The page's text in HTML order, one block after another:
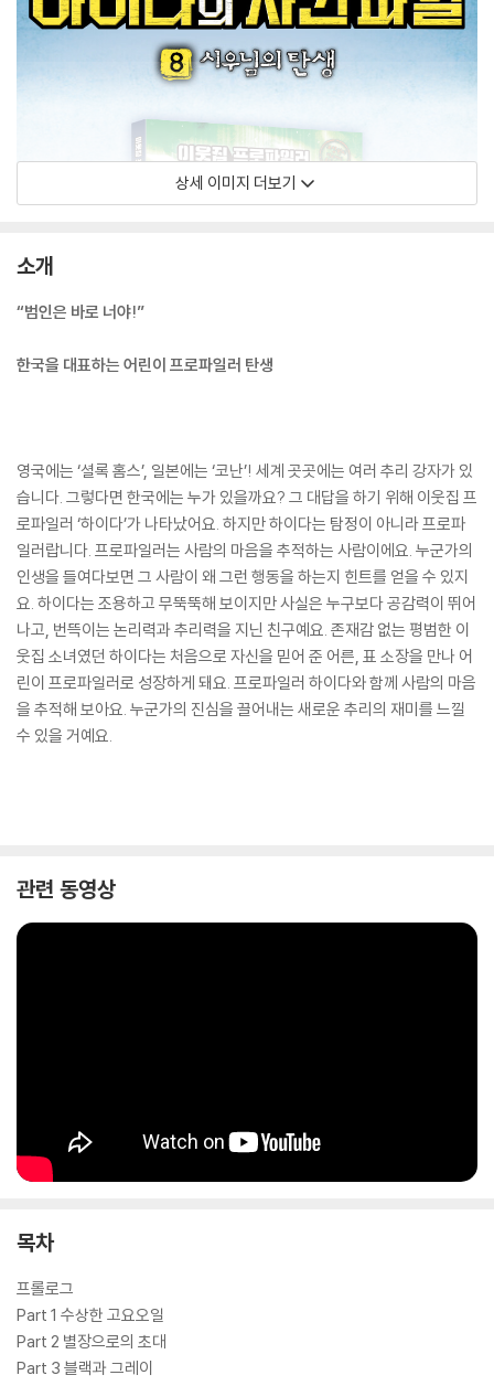
상세 이미지 더보기
소개
“범인은 바로 너야!”
한국을 대표하는 어린이 프로파일러 탄생
영국에는 ‘셜록 홈스’, 일본에는 ‘코난’! 세계 곳곳에는 여러 추리 강자가 있
습니다. 그렇다면 한국에는 누가 있을까요? 그 대답을 하기 위해 이웃집 프
로파일러 ‘하이다’가 나타났어요. 하지만 하이다는 탐정이 아니라 프로파
일러랍니다. 프로파일러는 사람의 마음을 추적하는 사람이에요. 누군가의
인생을 들여다보면 그 사람이 왜 그런 행동을 하는지 힌트를 얻을 수 있지
요. 하이다는 조용하고 무뚝뚝해 보이지만 사실은 누구보다 공감력이 뛰어
나고, 번뜩이는 논리력과 추리력을 지닌 친구예요. 존재감 없는 평범한 이
웃집 소녀였던 하이다는 처음으로 자신을 믿어 준 어른, 표 소장을 만나 어
린이 프로파일러로 성장하게 돼요. 프로파일러 하이다와 함께 사람의 마음
을 추적해 보아요. 누군가의 진심을 끌어내는 새로운 추리의 재미를 느낄
수 있을 거예요.
관련 동영상
목차
프롤로그
Part 1 수상한 고요오일
Part 2 별장으로의 초대
Part 3 블랙과 그레이